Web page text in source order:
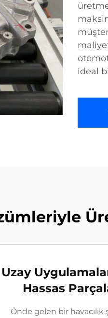
ideal
Uzay
Hassas
Önde gelen bir havacılık